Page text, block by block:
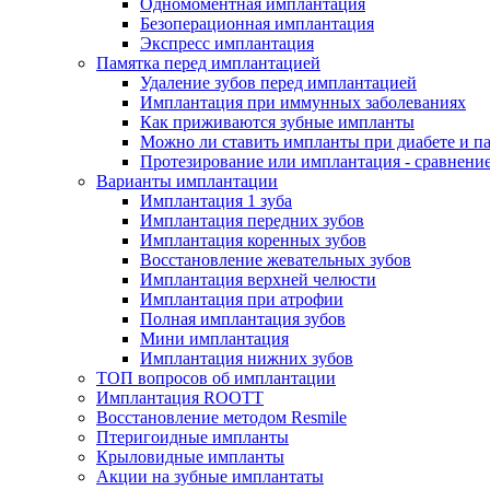
Одномоментная имплантация
Безоперационная имплантация
Экспресс имплантация
Памятка перед имплантацией
Удаление зубов перед имплантацией
Имплантация при иммунных заболеваниях
Как приживаются зубные импланты
Можно ли ставить импланты при диабете и
Протезирование или имплантация -
Варианты имплантации
Имплантация 1 зуба
Имплантация передних зубов
Имплантация коренных зубов
Восстановление жевательных зубов
Имплантация верхней челюсти
Имплантация при атрофии
Полная имплантация зубов
Мини имплантация
Имплантация нижних зубов
ТОП вопросов об имплантации
Имплантация ROOTT
Восстановление методом Resmile
Птеригоидные импланты
Крыловидные импланты
Акции на зубные имплантаты